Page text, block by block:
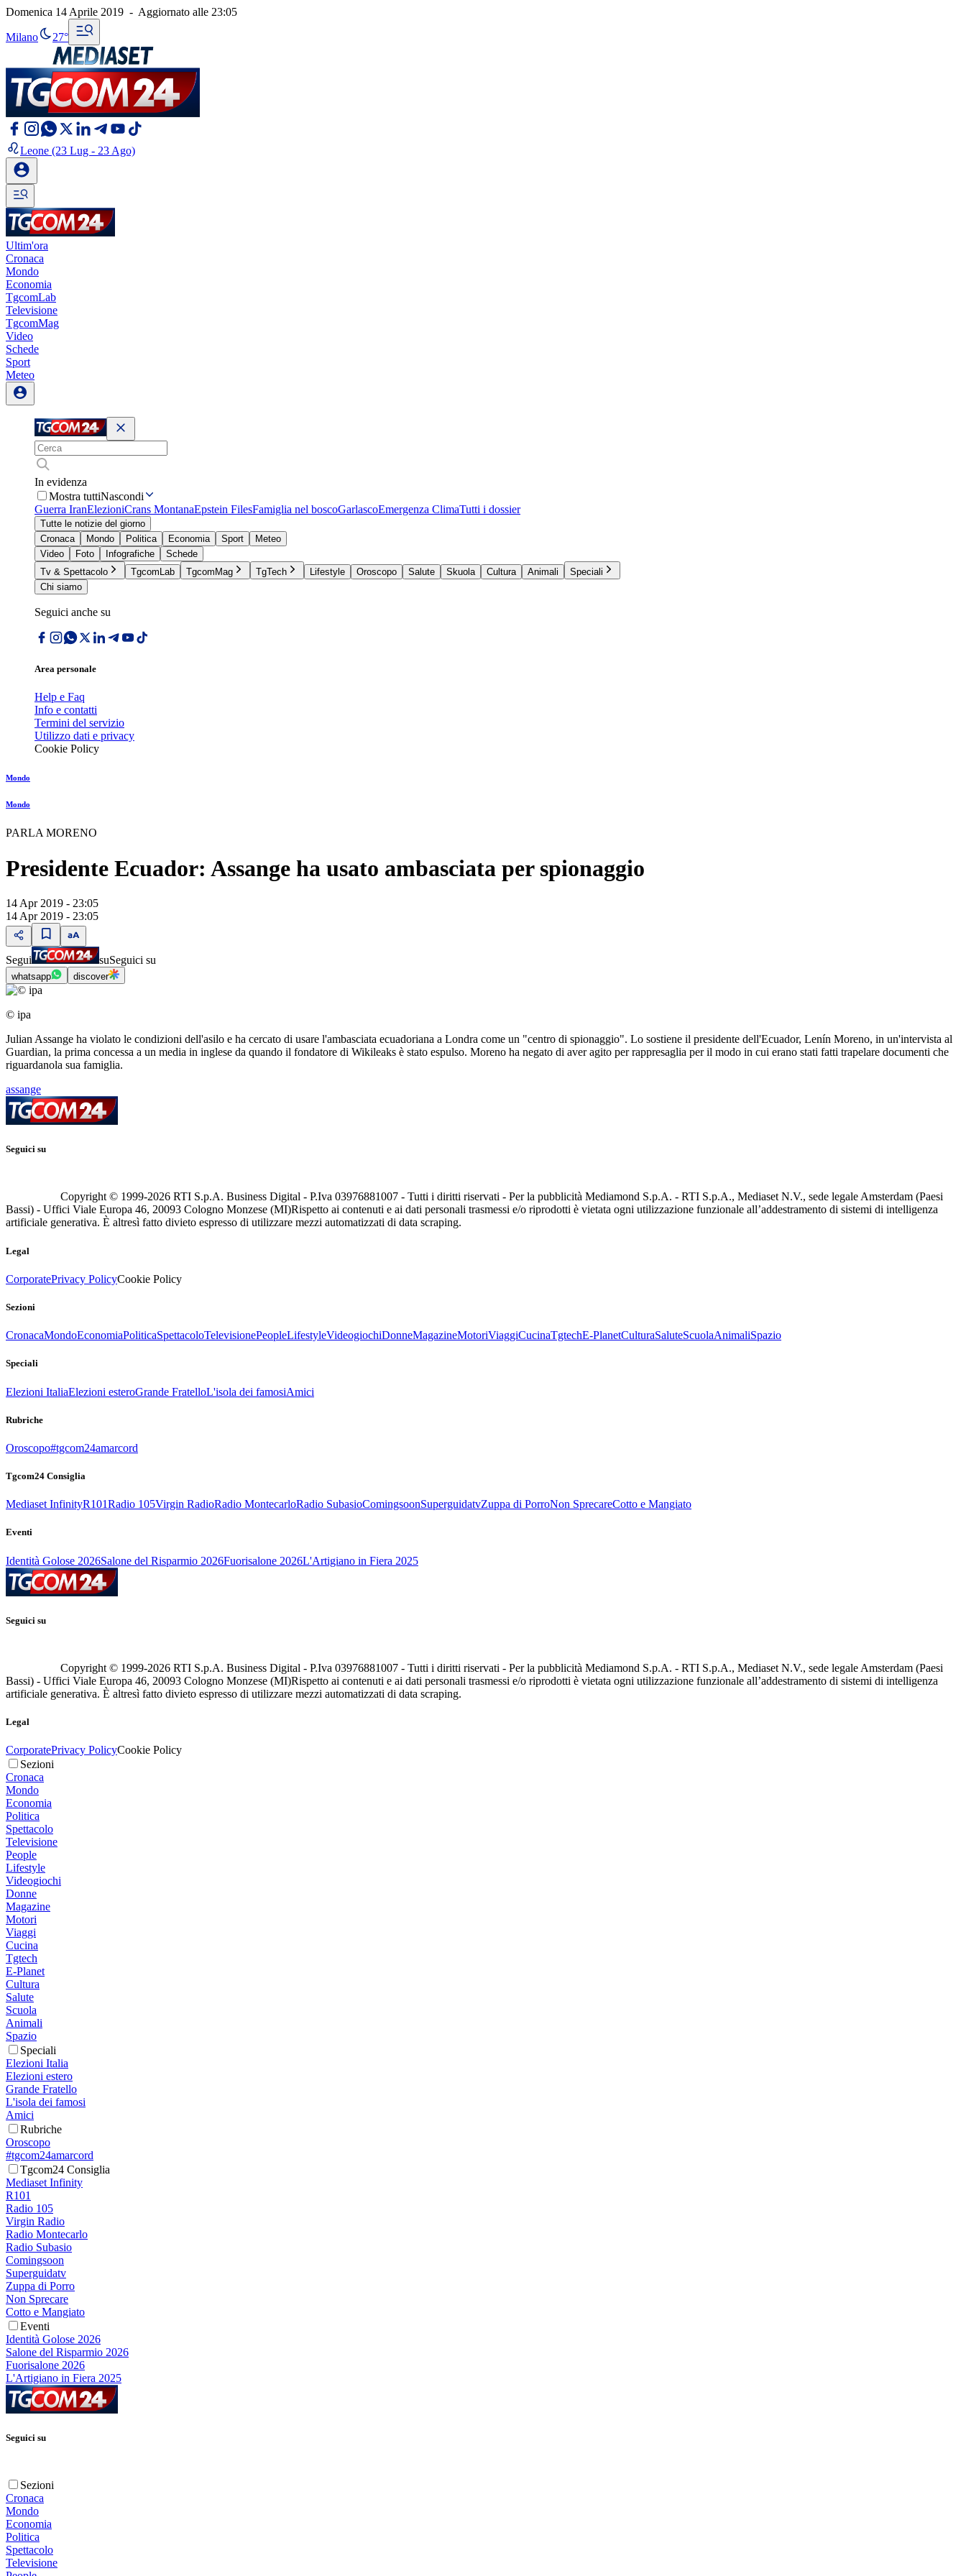
Domenica 14 Aprile 2019 - Aggiornato alle 23:05
Milano 27°
Leone (23 Lug - 23 Ago)
Ultim'ora
Cronaca
Mondo
Economia
TgcomLab
Televisione
TgcomMag
Video
Schede
Sport
Meteo
In evidenza
Mostra tuttiNascondi
Guerra IranElezioniCrans MontanaEpstein FilesFamiglia nel boscoGarlascoEmergenza ClimaTutti i dossier
Tutte le notizie del giorno
Cronaca
Mondo Politica Economia Sport
Meteo
Video
Foto Infografiche
Schede
Tv & Spettacolo
TgcomLab TgcomMag TgTech Lifestyle Oroscopo Salute Skuola Cultura Animali
Speciali
Chi siamo
Seguici anche su
Area personale
Help e Faq
Info e contatti
Termini del servizio
Utilizzo dati e privacy
Cookie Policy
Mondo
Mondo
PARLA MORENO
Presidente Ecuador: Assange ha usato ambasciata per spionaggio
14 Apr 2019 - 23:05
14 Apr 2019 - 23:05
Segui suSeguici su
whatsapp discover
© ipa
Julian Assange ha violato le condizioni dell'asilo e ha cercato di usare l'ambasciata ecuadoriana a Londra come un "centro di spionaggio". Lo sostiene il presidente dell'Ecuador, Lenín Moreno, in un'intervista al
Guardian, la prima concessa a un media in inglese da quando il fondatore di Wikileaks è stato espulso. Moreno ha negato di aver agito per rappresaglia per il modo in cui erano stati fatti trapelare documenti che
riguardanola sua famiglia.
assange
Seguici su
Copyright © 1999-2026 RTI S.p.A. Business Digital - P.Iva 03976881007 - Tutti i diritti riservati - Per la pubblicità Mediamond S.p.A. - RTI S.p.A., Mediaset N.V., sede legale Amsterdam (Paesi
Bassi) - Uffici Viale Europa 46, 20093 Cologno Monzese (MI)Rispetto ai contenuti e ai dati personali trasmessi e/o riprodotti è vietata ogni utilizzazione funzionale all’addestramento di sistemi di intelligenza
artificiale generativa. È altresì fatto divieto espresso di utilizzare mezzi automatizzati di data scraping.
Legal
CorporatePrivacy PolicyCookie Policy
Sezioni
CronacaMondoEconomiaPoliticaSpettacoloTelevisionePeopleLifestyleVideogiochiDonneMagazineMotoriViaggiCucinaTgtechE-PlanetCulturaSaluteScuolaAnimaliSpazio
Speciali
Elezioni ItaliaElezioni esteroGrande FratelloL'isola dei famosiAmici
Rubriche
Oroscopo#tgcom24amarcord
Tgcom24 Consiglia
Mediaset InfinityR101Radio 105Virgin RadioRadio MontecarloRadio SubasioComingsoonSuperguidatvZuppa di PorroNon SprecareCotto e Mangiato
Eventi
Identità Golose 2026Salone del Risparmio 2026Fuorisalone 2026L'Artigiano in Fiera 2025
Seguici su
Copyright © 1999-2026 RTI S.p.A. Business Digital - P.Iva 03976881007 - Tutti i diritti riservati - Per la pubblicità Mediamond S.p.A. - RTI S.p.A., Mediaset N.V., sede legale Amsterdam (Paesi
Bassi) - Uffici Viale Europa 46, 20093 Cologno Monzese (MI)Rispetto ai contenuti e ai dati personali trasmessi e/o riprodotti è vietata ogni utilizzazione funzionale all’addestramento di sistemi di intelligenza
artificiale generativa. È altresì fatto divieto espresso di utilizzare mezzi automatizzati di data scraping.
Legal
CorporatePrivacy PolicyCookie Policy
Sezioni
Cronaca
Mondo
Economia
Politica
Spettacolo
Televisione
People
Lifestyle
Videogiochi
Donne
Magazine
Motori
Viaggi
Cucina
Tgtech
E-Planet
Cultura
Salute
Scuola
Animali
Spazio
Speciali
Elezioni Italia
Elezioni estero
Grande Fratello
L'isola dei famosi
Amici
Rubriche
Oroscopo
#tgcom24amarcord
Tgcom24 Consiglia
Mediaset Infinity
R101
Radio 105
Virgin Radio
Radio Montecarlo
Radio Subasio
Comingsoon
Superguidatv
Zuppa di Porro
Non Sprecare
Cotto e Mangiato
Eventi
Identità Golose 2026
Salone del Risparmio 2026
Fuorisalone 2026
L'Artigiano in Fiera 2025
Seguici su
Sezioni
Cronaca
Mondo
Economia
Politica
Spettacolo
Televisione